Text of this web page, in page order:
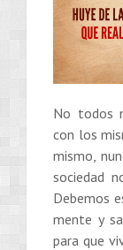
No todos
con los
mismo,
sociedad
Debemos
mente y
para que